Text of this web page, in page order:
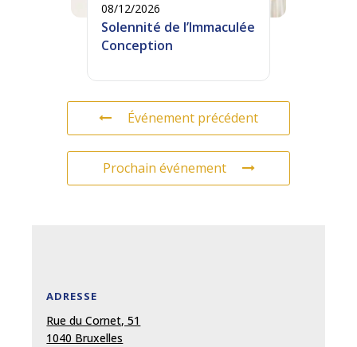
08/12/2026
Solennité de l’Immaculée
Conception
Événement précédent
Prochain événement
ADRESSE
Rue du Cornet, 51
1040 Bruxelles